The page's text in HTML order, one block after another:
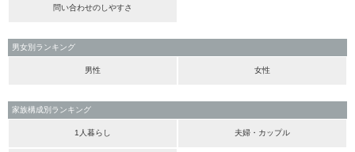
問い合わせのしやすさ
男女別ランキング
男性 女性
家族構成別ランキング
1人暮らし 夫婦・カップル